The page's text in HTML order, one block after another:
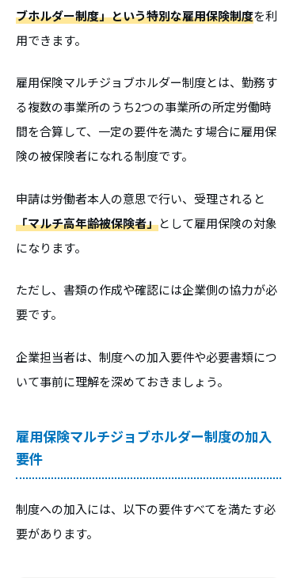
ブホルダー制度」という特別な雇用保険制度を利
用できます。
雇用保険マルチジョブホルダー制度とは、勤務す
る複数の事業所のうち2つの事業所の所定労働時
間を合算して、一定の要件を満たす場合に雇用保
険の被保険者になれる制度です。
申請は労働者本人の意思で行い、受理されると
「マルチ高年齢被保険者」として雇用保険の対象
になります。
ただし、書類の作成や確認には企業側の協力が必
要です。
企業担当者は、制度への加入要件や必要書類につ
いて事前に理解を深めておきましょう。
雇用保険マルチジョブホルダー制度の加入
要件
制度への加入には、以下の要件すべてを満たす必
要があります。